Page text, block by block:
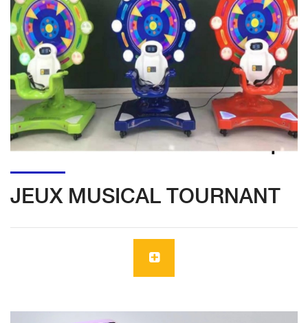
JEUX MUSICAL TOURNANT